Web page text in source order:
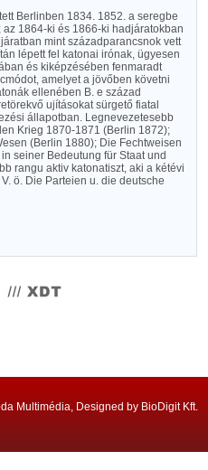
Berlinben 1834. 1852. a seregbe
az 1864-ki és 1866-ki hadjáratokban
mint századparancsnok vett
lépett fel katonai irónak, ügyesen
és kiképzésében fenmaradt
amelyet a jövőben követni
ellenében B. e század
ujításokat sürgető fiatal
állapotban. Legnevezetesebb
Krieg 1870-1871 (Berlin 1872);
(Berlin 1880); Die Fechtweisen
seiner Bedeutung für Staat und
rangu aktiv katonatiszt, aki a kétévi
ö. Die Parteien u. die deutsche
Multimédia, Designed by BioDigit Kft.